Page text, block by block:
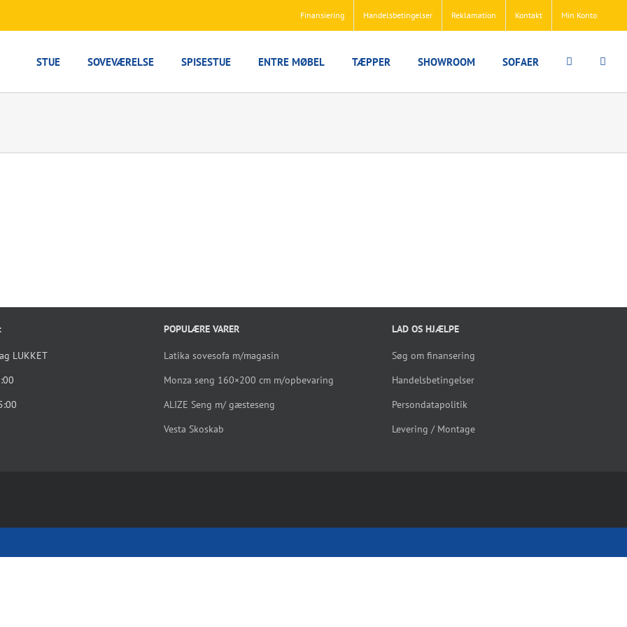
Finansiering Handelsbetingelser Reklamation Kontakt Min Konto
STUE SOVEVÆRELSE SPISESTUE ENTRE MØBEL TÆPPER SHOWROOM SOFAER
LUKKET
POPULÆRE VARER
Latika sovesofa m/magasin
Monza seng 160×200 cm m/opbevaring
ALIZE Seng m/ gæsteseng
Vesta Skoskab
LAD OS HJÆLPE
Søg om finansering
Handelsbetingelser
Persondatapolitik
Levering / Montage